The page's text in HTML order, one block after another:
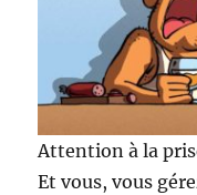
Attention à la
Et vous, vous